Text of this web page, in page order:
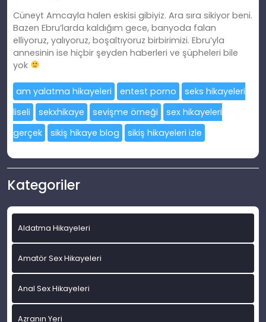
Cüneyt Amcayla halen eskisi gibiyiz. Ara sıra sikiyor beni.
Bazen Ebru’larda kaldığım gece, banyoda falan
elliyoruz, yalıyoruz, boşaltıyoruz birbirimizi. Ebru’yla
annesinin ise hiçbir şeyden haberleri ve şüpheleri bile
yok
am yalatma hikayeleri entest porno
seks hikayeleri
liseli
sekxhikaye sevişme örneği
sex hikayeleri
gerçek
sikiş hikaye blog sikiş hikayeleri izle
Kategoriler
Aldatma Hikayeleri
Amatör Sex Hikayeleri
Anal Sex Hikayeleri
Azranın Yeri